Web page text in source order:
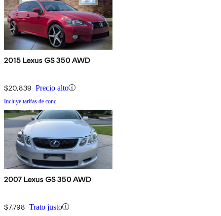
2015 Lexus GS 350 AWD
$20,839 Precio alto
Incluye tarifas de conc.
2007 Lexus GS 350 AWD
$7,798 Trato justo